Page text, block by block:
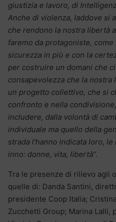
giustizia e lavoro, di
Anche di violenza, laddove si
che rendono la nostra libertà
faremo da protagoniste,
sicurezza in più e con la
per costruire un domani che
consapevolezza che la nostra
un progetto collettivo, che si
confronto e nella
includere, dalla volontà di
individuale ma quello della
strada l’hanno indicata loro,
inno: donne, vita, libertà“.
Tra le presenze di rilievo agli
quelle di: Danda Santini,
presidente Coop Italia;
Zucchetti Group; Marina Lalli,